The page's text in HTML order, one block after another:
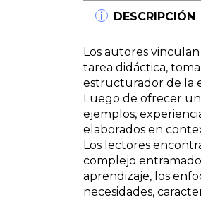
DESCRIPCIÓN
Los autores
tarea didáctica,
estructurador de la
Luego de ofrecer
ejemplos,
elaborados en
Los lectores
complejo
aprendizaje, los
necesidades,